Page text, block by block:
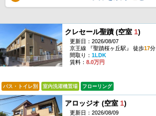
クレセール聖蹟 (空室 1)
更新日：2026/08/07
京王線 『聖蹟桜ヶ丘駅』 徒歩17分
間取り： 1LDK
賃料： 8.0万円
バス・トイレ別 室内洗濯機置場 フローリング
アロッジオ (空室 1)
更新日：2026/08/09